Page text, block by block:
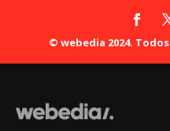
© webedia 2024.